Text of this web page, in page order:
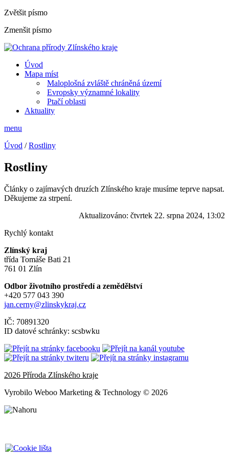
Zvětšit písmo
Zmenšit písmo
Úvod
Mapa míst
Maloplošná zvláště chráněná území
Evropsky významné lokality
Ptačí oblasti
Aktuality
menu
Úvod /Rostliny
Rostliny
Články o zajímavých druzích Zlínského kraje musíme teprve napsat.
Děkujeme za strpení.
Aktualizováno: čtvrtek 22. srpna 2024, 13:02
Rychlý kontakt
Zlínský kraj
třída Tomáše Bati 21
761 01 Zlín
Odbor životního prostředí a zemědělství
+420 577 043 390
jan.cerny@zlinskykraj.cz
IČ: 70891320
ID datové schránky: scsbwku
2026 Příroda Zlínského kraje
Vyrobilo Weboo Marketing & Technology © 2026